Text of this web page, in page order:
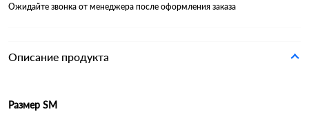
Ожидайте звонка от менеджера после оформления заказа
Описание продукта
Размер SM